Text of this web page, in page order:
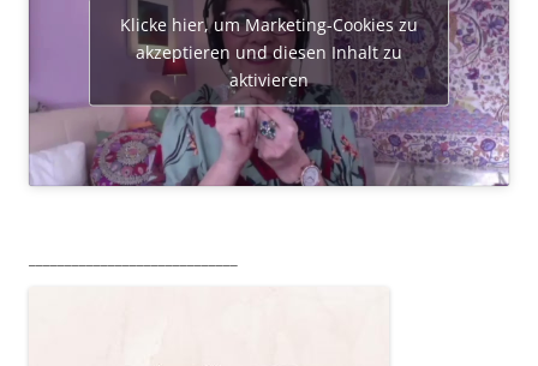
Klicke hier, um Marketing-Cookies zu
akzeptieren und diesen Inhalt zu
aktivieren